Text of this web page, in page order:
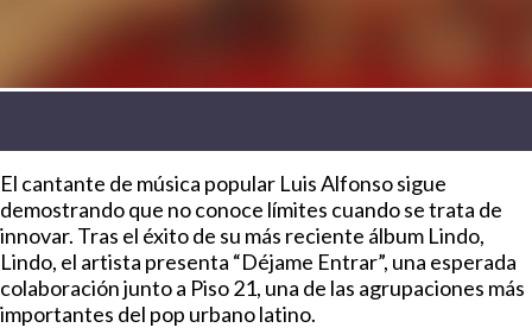
El cantante de música popular Luis Alfonso sigue
demostrando que no conoce límites cuando se trata de
innovar. Tras el éxito de su más reciente álbum Lindo,
Lindo, el artista presenta “Déjame Entrar”, una esperada
colaboración junto a Piso 21, una de las agrupaciones más
importantes del pop urbano latino.